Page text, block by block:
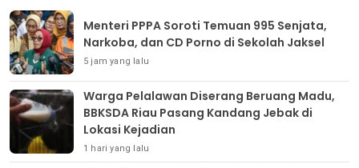
Menteri PPPA Soroti Temuan 995 Senjata,
Narkoba, dan CD Porno di Sekolah Jaksel
5 jam yang lalu
Warga Pelalawan Diserang Beruang Madu,
BBKSDA Riau Pasang Kandang Jebak di
Lokasi Kejadian
1 hari yang lalu